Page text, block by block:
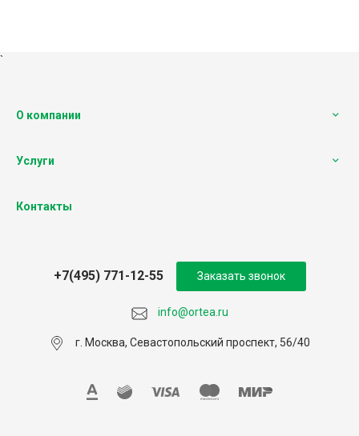
`
О компании
Услуги
Контакты
info@ortea.ru
+7(495) 771-12-55
г. Москва, Севастопольский проспект, 56/40
Заказать звонок